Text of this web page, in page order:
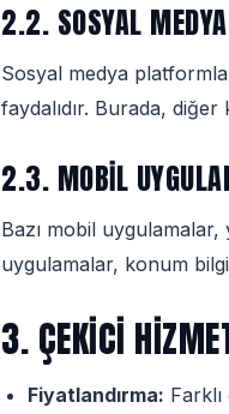
2.2. SOSYAL
Sosyal medya
faydalıdır. Burada,
2.3. MOBIL
Bazı mobil uygulamalar,
uygulamalar, konum
3. ÇEKICI
Fiyatlandırma: Farklı